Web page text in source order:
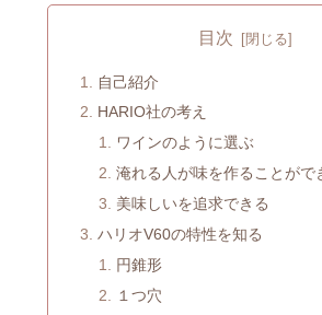
目次
自己紹介
HARIO社の考え
ワインのように選ぶ
淹れる人が味を作ることがで
美味しいを追求できる
ハリオV60の特性を知る
円錐形
１つ穴